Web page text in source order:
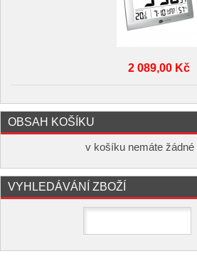
2 089,00 Kč
OBSAH KOŠÍKU
v košíku nemáte žádné
VYHLEDÁVÁNÍ ZBOŽÍ